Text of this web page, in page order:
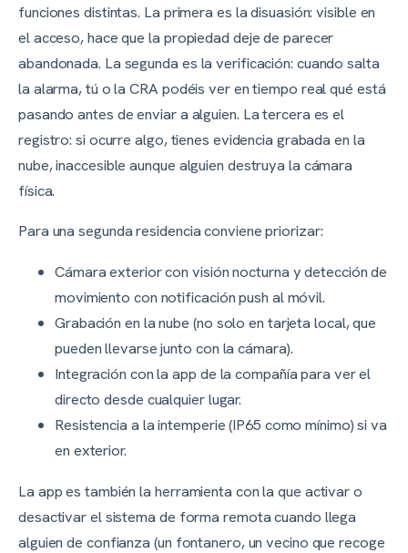
funciones distintas. La primera es la disuasión: visible en
el acceso, hace que la propiedad deje de parecer
abandonada. La segunda es la verificación: cuando salta
la alarma, tú o la CRA podéis ver en tiempo real qué está
pasando antes de enviar a alguien. La tercera es el
registro: si ocurre algo, tienes evidencia grabada en la
nube, inaccesible aunque alguien destruya la cámara
física.
Para una segunda residencia conviene priorizar:
Cámara exterior con visión nocturna y detección de
movimiento con notificación push al móvil.
Grabación en la nube (no solo en tarjeta local, que
pueden llevarse junto con la cámara).
Integración con la app de la compañía para ver el
directo desde cualquier lugar.
Resistencia a la intemperie (IP65 como mínimo) si va
en exterior.
La app es también la herramienta con la que activar o
desactivar el sistema de forma remota cuando llega
alguien de confianza (un fontanero, un vecino que recoge